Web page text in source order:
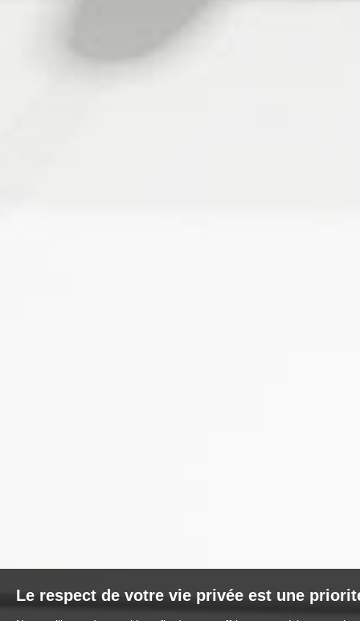
Le respect de votre vie privée est une